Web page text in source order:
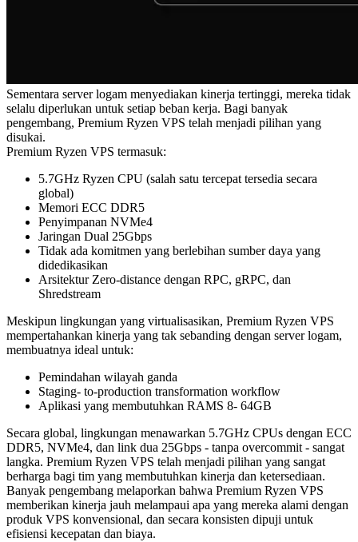
Sementara server logam menyediakan kinerja tertinggi, mereka tidak
selalu diperlukan untuk setiap beban kerja. Bagi banyak
pengembang, Premium Ryzen VPS telah menjadi pilihan yang
disukai.
Premium Ryzen VPS termasuk:
5.7GHz Ryzen CPU (salah satu tercepat tersedia secara
global)
Memori ECC DDR5
Penyimpanan NVMe4
Jaringan Dual 25Gbps
Tidak ada komitmen yang berlebihan sumber daya yang
didedikasikan
Arsitektur Zero-distance dengan RPC, gRPC, dan
Shredstream
Meskipun lingkungan yang virtualisasikan, Premium Ryzen VPS
mempertahankan kinerja yang tak sebanding dengan server logam,
membuatnya ideal untuk:
Pemindahan wilayah ganda
Staging- to-production transformation workflow
Aplikasi yang membutuhkan RAMS 8- 64GB
Secara global, lingkungan menawarkan 5.7GHz CPUs dengan ECC
DDR5, NVMe4, dan link dua 25Gbps - tanpa overcommit - sangat
langka. Premium Ryzen VPS telah menjadi pilihan yang sangat
berharga bagi tim yang membutuhkan kinerja dan ketersediaan.
Banyak pengembang melaporkan bahwa Premium Ryzen VPS
memberikan kinerja jauh melampaui apa yang mereka alami dengan
produk VPS konvensional, dan secara konsisten dipuji untuk
efisiensi kecepatan dan biaya.